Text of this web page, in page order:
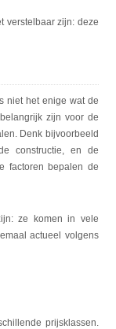
verstelbaar zijn: deze
niet het enige wat de
zijn voor de
Denk bijvoorbeeld
constructie, en de
factoren bepalen de
ze komen in vele
actueel volgens
prijsklassen.